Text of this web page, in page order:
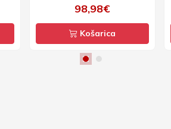
98,98€
Košarica